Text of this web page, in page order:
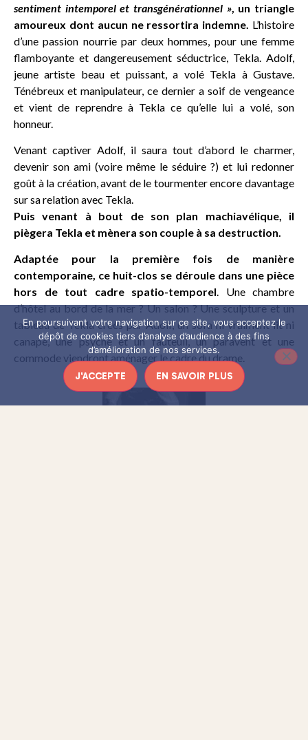
sentiment intemporel et transgénérationnel », un triangle
amoureux dont aucun ne ressortira indemne. L’histoire
d’une passion nourrie par deux hommes, pour une femme
flamboyante et dangereusement séductrice, Tekla. Adolf,
jeune artiste beau et puissant, a volé Tekla à Gustave.
Ténébreux et manipulateur, ce dernier a soif de vengeance
et vient de reprendre à Tekla ce qu’elle lui a volé, son
honneur.
Venant captiver Adolf, il saura tout d’abord le charmer,
devenir son ami (voire même le séduire ?) et lui redonner
goût à la création, avant de le tourmenter encore davantage
sur sa relation avec Tekla.
Puis venant à bout de son plan machiavélique, il
piègera Tekla et mènera son couple à sa destruction.
Adaptée pour la première fois de manière
contemporaine, ce huit-clos se déroule dans une pièce
hors de tout cadre spatio-temporel. Une chambre
d’hôtel au bord de la mer ? Un salon ? Une sculpture et un
tableau de Tekla créés par Adolf, un sofa ni vraiment lit ni
canapé, une psyché et un fauteuil, un paravent et une
commode viendront aménager le cadre du drame.
En poursuivant votre navigation sur ce site, vous acceptez le
dépôt de cookies tiers d’analyse d’audience à des fins
d’amélioration de nos services.
J'ACCEPTE EN SAVOIR PLUS